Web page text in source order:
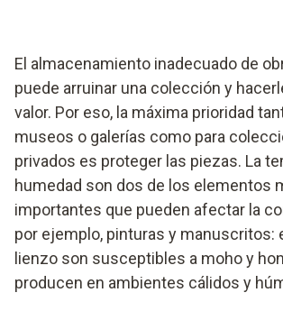
El almacenamiento inadecuado de
puede arruinar una colección y
valor. Por eso, la máxima prioridad
museos o galerías como para
privados es proteger las piezas. La
humedad son dos de los elementos
importantes que pueden afectar la
por ejemplo, pinturas y manuscritos:
lienzo son susceptibles a moho y
producen en ambientes cálidos y